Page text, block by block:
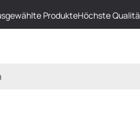
ProdukteHöchste